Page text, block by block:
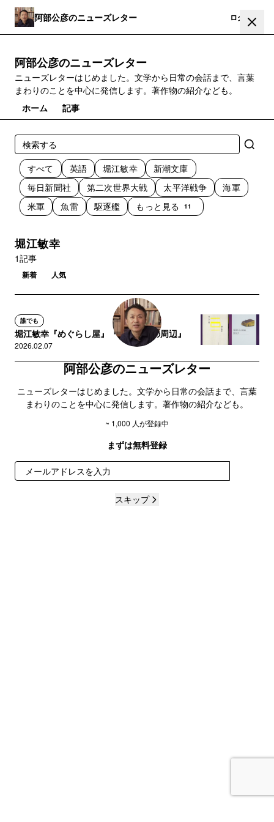
阿部公彦のニューズレター ログイン
阿部公彦のニューズレター
ニューズレターはじめました。文学から日常の会話まで、言葉
まわりのことを中心に発信します。著作物の紹介なども。
ホーム
記事
すべて 英語 堀江敏幸
新潮文庫
毎日新聞社
第二次世界大戦 太平洋戦争
海軍
米軍
魚雷 駆逐艦 もっと見る 11
堀江敏幸
1記事
新着 人気
誰でも
堀江敏幸『めぐらし屋』『雪沼とその周辺』
2026.02.07
阿部公彦のニューズレター
ニューズレターはじめました。文学から日常の会話まで、言葉
まわりのことを中心に発信します。著作物の紹介なども。
~ 1,000 人が登録中
まずは無料登録
スキップ